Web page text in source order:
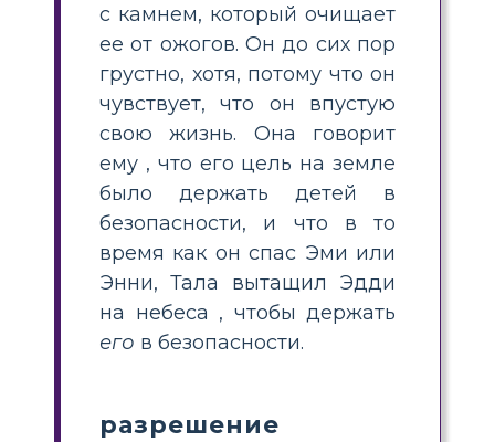
с камнем, который очищает
ее от ожогов. Он до сих пор
грустно, хотя, потому что он
чувствует, что он впустую
свою жизнь. Она говорит
ему , что его цель на земле
было держать детей в
безопасности, и что в то
время как он спас Эми или
Энни, Тала вытащил Эдди
на небеса , чтобы держать
его в безопасности.
разрешение